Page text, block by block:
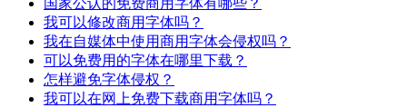
国家公认的免费商用字体有哪些？
我可以修改商用字体吗？
我在自媒体中使用商用字体会侵权吗？
可以免费用的字体在哪里下载？
怎样避免字体侵权？
我可以在网上免费下载商用字体吗？